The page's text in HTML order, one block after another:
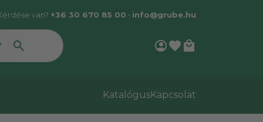
van? +36 30 670 85 00 • info@grube.hu
account_circlefavorite local_mall
KatalógusKapcsolat